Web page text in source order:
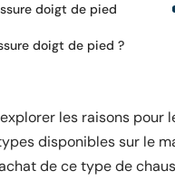
doigt de pied
doigt de pied ?
les raisons
disponibles sur le
de ce type de